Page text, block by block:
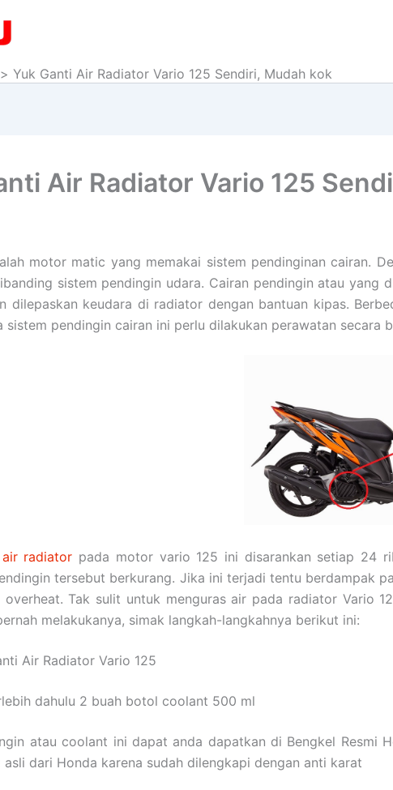
Yuk Ganti Air Radiator Vario 125 Sendiri, Mudah kok
Air Radiator Vario 125
motor matic yang memakai sistem pendinginan cairan.
sistem pendingin udara. Cairan pendingin atau
dilepaskan keudara di radiator dengan bantuan kipas.
sistem pendingin cairan ini perlu dilakukan perawatan
air radiator pada motor vario 125 ini disarankan setiap 24
tersebut berkurang. Jika ini terjadi tentu berdampak
overheat. Tak sulit untuk menguras air pada radiator Vario
melakukanya, simak langkah-langkahnya berikut ini:
Air Radiator Vario 125
dahulu 2 buah botol coolant 500 ml
atau coolant ini dapat anda dapatkan di Bengkel Resmi
asli dari Honda karena sudah dilengkapi dengan anti karat